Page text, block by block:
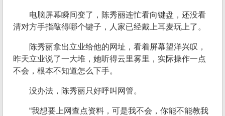
电脑屏幕瞬间变了，陈秀丽连忙看向键盘，还没看
清对方手指敲得哪个键子，人家已经戴上耳麦玩上了。
陈秀丽拿出立业给他的网址，看着屏幕望洋兴叹，
昨天立业说了一大堆，她听得云里雾里，实际操作一点
不会，根本不知道怎么下手。
没办法，陈秀丽只好呼叫网管。
“我想要上网查点资料，可是我不会，你能不能教我